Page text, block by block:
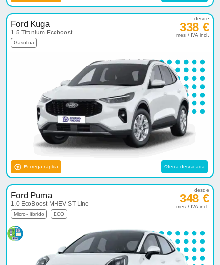
Ford Kuga
1.5 Titanium Ecoboost
Gasolina
desde
338 €
mes / IVA incl.
Entrega rápida Oferta destacada
Ford Puma
1.0 EcoBoost MHEV ST-Line
Micro-Híbrido ECO
desde
348 €
mes / IVA incl.